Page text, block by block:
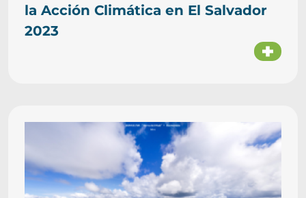
la Acción Climática en El Salvador
2023